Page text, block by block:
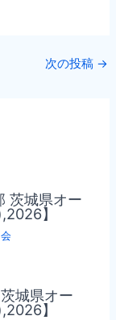
次の投稿 →
茨城県オー
】
城県オー
】